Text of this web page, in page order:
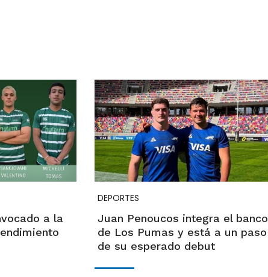
a la
DEPORTES
Juan Penoucos integra el banco
de Los Pumas y está a un paso
de su esperado debut